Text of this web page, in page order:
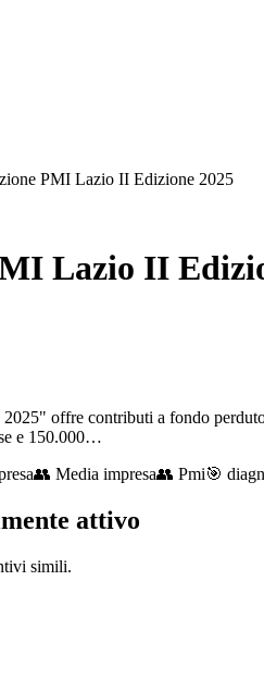
PMI Lazio II Edizione 2025
Lazio II
offre contributi a fondo
e 150.000…
👥 Media impresa👥 Pmi🎯
attivo
simili.